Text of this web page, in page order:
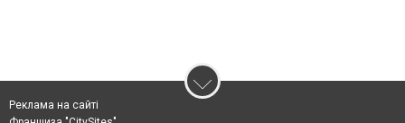
Реклама на сайті